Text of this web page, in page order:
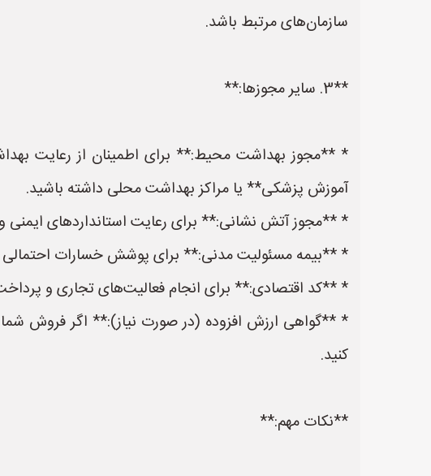
سازمان‌های مرتبط باشد.
**3. سایر مجوزها:**
* **مجوز بهداشت محیط:** برای اطمینان از رعایت
آموزش پزشکی** یا مراکز بهداشت محلی داشته باشید.
* **مجوز آتش نشانی:** برای رعایت استانداردهای ایمنی
* **بیمه مسئولیت مدنی:** برای پوشش خسارات احتمالی
* **کد اقتصادی:** برای انجام فعالیت‌های تجاری و پرداخت
* **گواهی ارزش افزوده (در صورت نیاز):** اگر فروش شما
کنید.
**نکات مهم:**